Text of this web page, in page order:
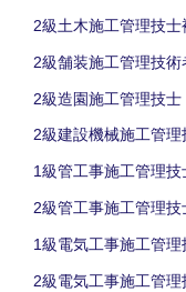
2級土木施工管理技士
2級舗装施工管理技術
2級造園施工管理技士
2級建設機械施工管理
1級管工事施工管理技
2級管工事施工管理技
1級電気工事施工管
2級電気工事施工管